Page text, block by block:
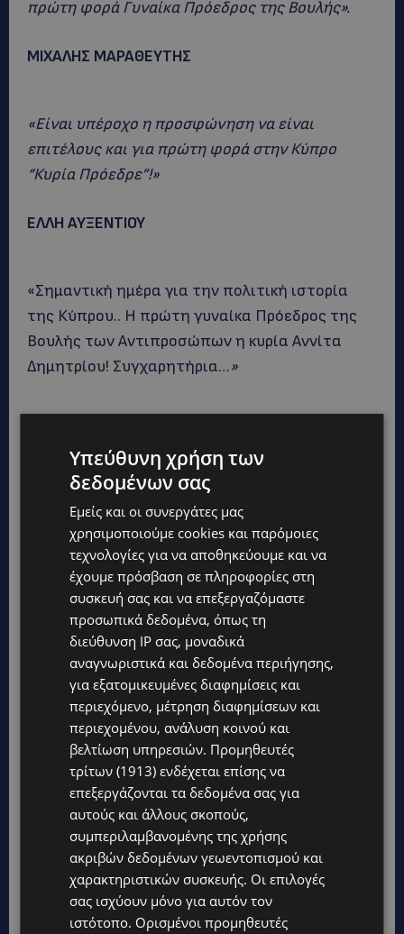
πρώτη φορά Γυναίκα Πρόεδρος της Βουλής».
ΜΙΧΑΛΗΣ ΜΑΡΑΘΕΥΤΗΣ
«Είναι υπέροχο η προσφώνηση να είναι
επιτέλους και για πρώτη φορά στην Κύπρο
“Κυρία Πρόεδρε”!»
ΕΛΛΗ ΑΥΞΕΝΤΙΟΥ
«Σημαντική ημέρα για την πολιτική ιστορία
της Κύπρου.. Η πρώτη γυναίκα Πρόεδρος της
Βουλής των Αντιπροσώπων η κυρία Αννίτα
Δημητρίου! Συγχαρητήρια…»
Υπεύθυνη χρήση των
δεδομένων σας
Εμείς και οι συνεργάτες μας
χρησιμοποιούμε cookies και παρόμοιες
τεχνολογίες για να αποθηκεύουμε και να
έχουμε πρόσβαση σε πληροφορίες στη
συσκευή σας και να επεξεργαζόμαστε
προσωπικά δεδομένα, όπως τη
διεύθυνση IP σας, μοναδικά
αναγνωριστικά και δεδομένα περιήγησης,
για εξατομικευμένες διαφημίσεις και
περιεχόμενο, μέτρηση διαφημίσεων και
περιεχομένου, ανάλυση κοινού και
βελτίωση υπηρεσιών. Προμηθευτές
τρίτων (1913) ενδέχεται επίσης να
επεξεργάζονται τα δεδομένα σας για
αυτούς και άλλους σκοπούς,
συμπεριλαμβανομένης της χρήσης
ακριβών δεδομένων γεωεντοπισμού και
χαρακτηριστικών συσκευής. Οι επιλογές
σας ισχύουν μόνο για αυτόν τον
ιστότοπο. Ορισμένοι προμηθευτές